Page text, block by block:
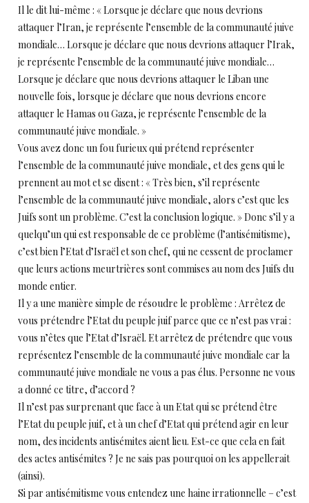
Il le dit lui-même : « Lorsque je déclare que nous devrions
attaquer l’Iran, je représente l’ensemble de la communauté juive
mondiale… Lorsque je déclare que nous devrions attaquer l’Irak,
je représente l’ensemble de la communauté juive mondiale…
Lorsque je déclare que nous devrions attaquer le Liban une
nouvelle fois, lorsque je déclare que nous devrions encore
attaquer le Hamas ou Gaza, je représente l’ensemble de la
communauté juive mondiale. »
Vous avez donc un fou furieux qui prétend représenter
l’ensemble de la communauté juive mondiale, et des gens qui le
prennent au mot et se disent : « Très bien, s’il représente
l’ensemble de la communauté juive mondiale, alors c’est que les
Juifs sont un problème. C’est la conclusion logique. » Donc s’il y a
quelqu’un qui est responsable de ce problème (l’antisémitisme),
c’est bien l’Etat d’Israël et son chef, qui ne cessent de proclamer
que leurs actions meurtrières sont commises au nom des Juifs du
monde entier.
Il y a une manière simple de résoudre le problème : Arrêtez de
vous prétendre l’Etat du peuple juif parce que ce n’est pas vrai :
vous n’êtes que l’Etat d’Israël. Et arrêtez de prétendre que vous
représentez l’ensemble de la communauté juive mondiale car la
communauté juive mondiale ne vous a pas élus. Personne ne vous
a donné ce titre, d’accord ?
Il n’est pas surprenant que face à un Etat qui se prétend être
l’Etat du peuple juif, et à un chef d’Etat qui prétend agir en leur
nom, des incidents antisémites aient lieu. Est-ce que cela en fait
des actes antisémites ? Je ne sais pas pourquoi on les appellerait
(ainsi).
Si par antisémitisme vous entendez une haine irrationnelle – c’est